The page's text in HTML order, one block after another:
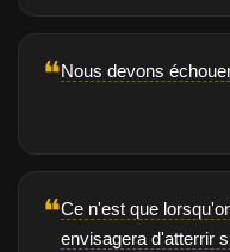
❝Nous devons
❝Ce n'est que
envisagera d'atterrir